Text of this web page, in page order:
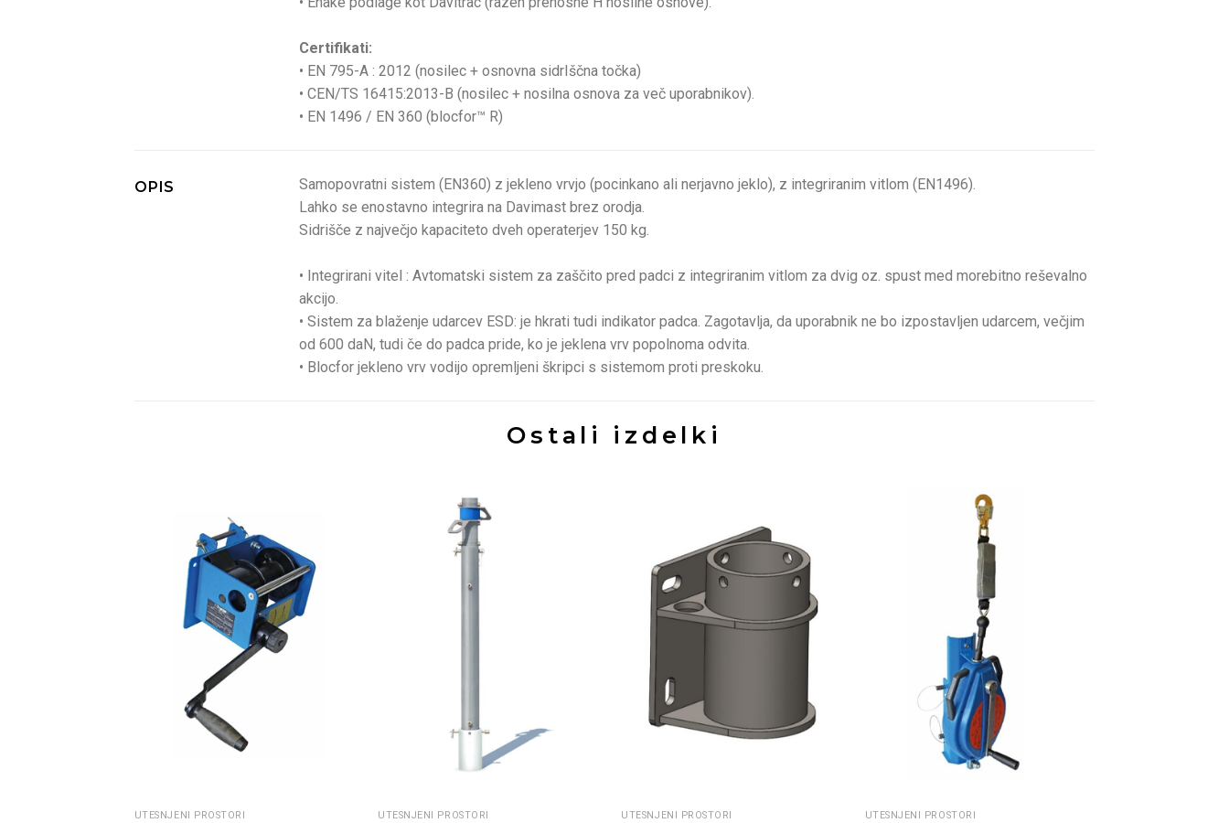
Certifikati:
• EN 795-A : 2012 (nosilec + osnovna sidrIščna točka)
• CEN/TS 16415:2013-B (nosilec + nosilna osnova za več uporabnikov).
• EN 1496 / EN 360 (blocfor™ R)
OPIS
Samopovratni sistem (EN360) z jekleno vrvjo (pocinkano ali nerjavno jeklo), z integriranim vitlom (EN1496).
Lahko se enostavno integrira na Davimast brez orodja.
Sidrišče z največjo kapaciteto dveh operaterjev 150 kg.
• Integrirani vitel : Avtomatski sistem za zaščito pred padci z integriranim vitlom za dvig oz. spust med morebitno reševalno
akcijo.
• Sistem za blaženje udarcev ESD: je hkrati tudi indikator padca. Zagotavlja, da uporabnik ne bo izpostavljen udarcem, večjim
od 600 daN, tudi če do padca pride, ko je jeklena vrv popolnoma odvita.
• Blocfor jekleno vrv vodijo opremljeni škripci s sistemom proti preskoku.
Ostali izdelki
UTESNJENI PROSTORI UTESNJENI PROSTORI UTESNJENI PROSTORI UTESNJENI PROSTORI